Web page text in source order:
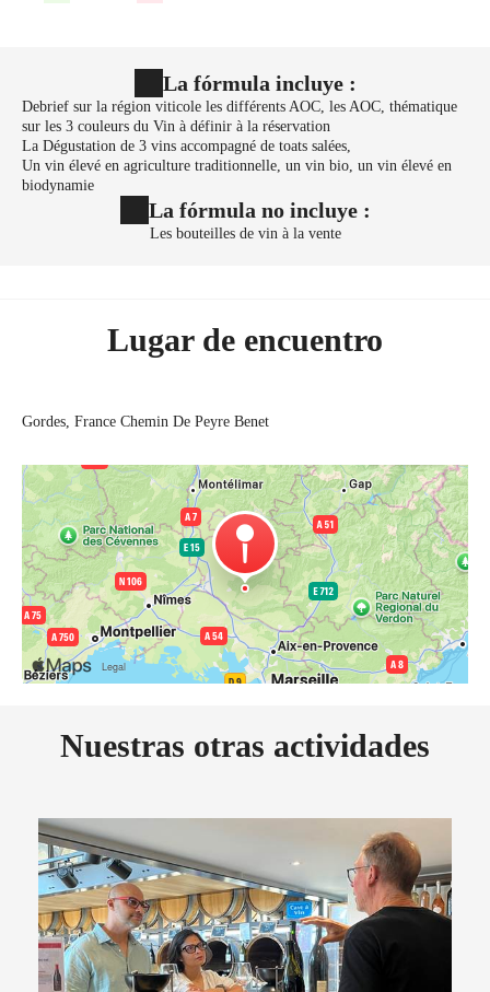
La fórmula incluye :
Debrief sur la région viticole les différents AOC, les AOC, thématique
sur les 3 couleurs du Vin à définir à la réservation
La Dégustation de 3 vins accompagné de toats salées,
Un vin élevé en agriculture traditionnelle, un vin bio, un vin élevé en
biodynamie
La fórmula no incluye :
Les bouteilles de vin à la vente
Lugar de encuentro
Gordes, France Chemin De Peyre Benet
Nuestras otras actividades